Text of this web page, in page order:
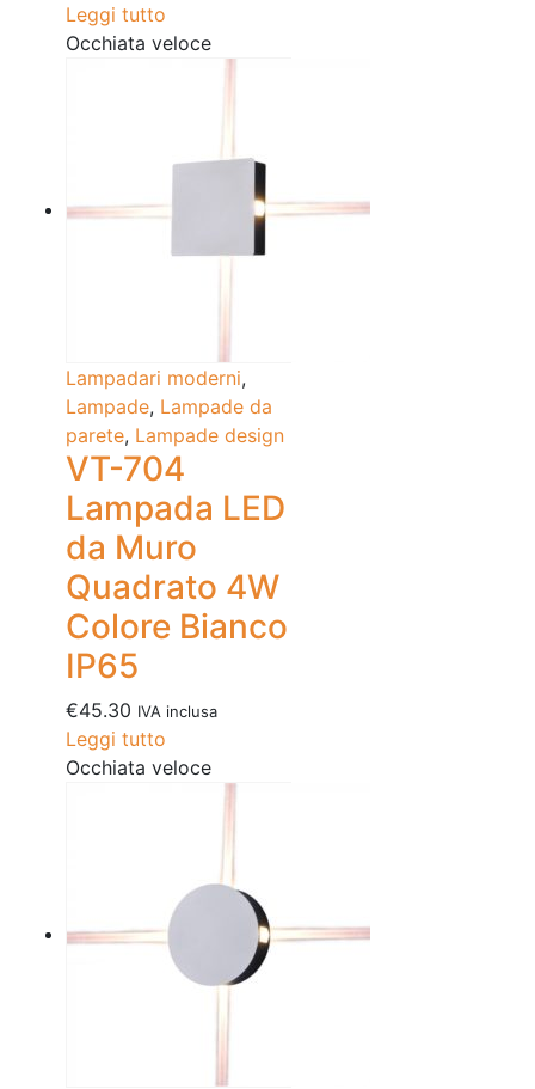
Leggi tutto
Occhiata veloce
Lampadari moderni,
Lampade, Lampade da
parete, Lampade design
VT-704
Lampada LED
da Muro
Quadrato 4W
Colore Bianco
IP65
€45.30 IVA inclusa
Leggi tutto
Occhiata veloce